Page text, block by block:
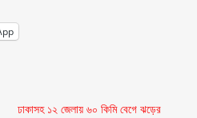
ঢাকাসহ ১২ জেলায় ৬০ কিমি বেগে ঝড়ের